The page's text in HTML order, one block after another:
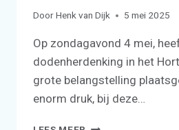
DoorHenk van Dijk 5 mei 2025
Op zondagavond 4 mei,
dodenherdenking in het
grote belangstelling
enorm druk, bij deze…
ZEER